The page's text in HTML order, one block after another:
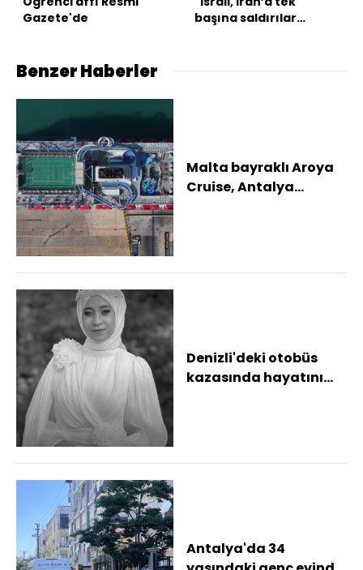
Gazete'de
başına saldırılar
Benzer Haberler
Malta bayraklı Aroya
Cruise, Antalya
Denizli'deki otobüs
kazasında hayatını
Antalya'da 34